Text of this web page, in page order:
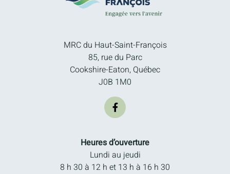
MRC du Haut-Saint-François
85, rue du Parc
Cookshire-Eaton, Québec
J0B 1M0
Heures d’ouverture
Lundi au jeudi
8 h 30 à 12 h et 13 h à 16 h 30